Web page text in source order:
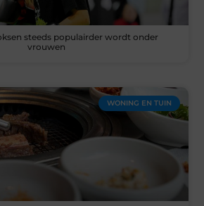
steeds populairder wordt onder
vrouwen
WONING EN TUIN